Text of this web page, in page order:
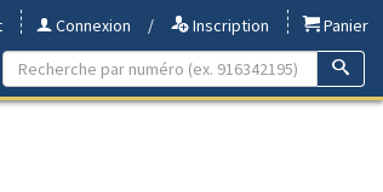
Connexion / Inscription
Panier